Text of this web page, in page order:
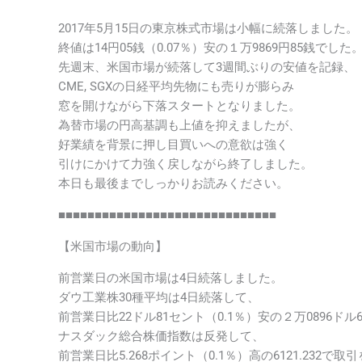
2017年5月15日の東京株式市場は小幅に続落しました。
終値は14円05銭（0.07％）安の１万9869円85銭でした。
先週末、米国市場が続落して3週間ぶりの安値を記録、
CME, SGXの日経平均先物にも売りが膨らみ
窓を開けながら下落スタートとなりました。
為替市場の円高基調も上値を抑えましたが、
好業績を背景に押し目買いへの意欲は強く
引けにかけて力強く戻しながら終了しました。
本日も最後までしっかりお読みください。
■■■■■■■■■■■■■■■■■■■■■■■■■■■■■■
【米国市場の動向】
前営業日の米国市場は4日続落しました。
ダウ工業株30種平均は4日続落して、
前営業日比22ドル81セント（0.1％）安の２万0896ドル
ナスダック総合株価指数は反発して、
前営業日比5.268ポイント（0.1％）高の6121.232で取引